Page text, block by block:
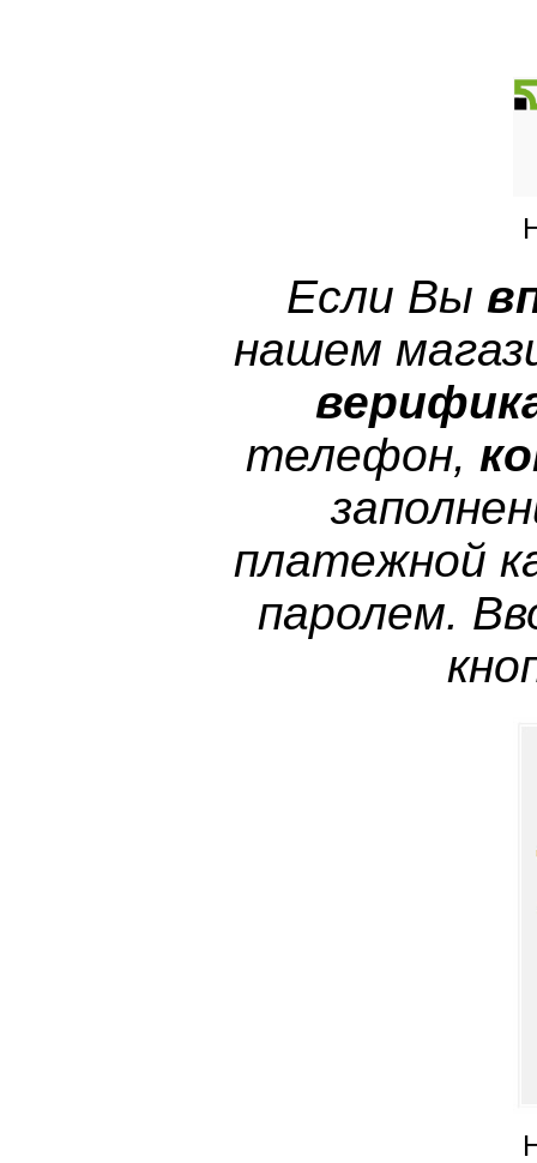
Если Вы
нашем
телефон,
платежной
паролем.